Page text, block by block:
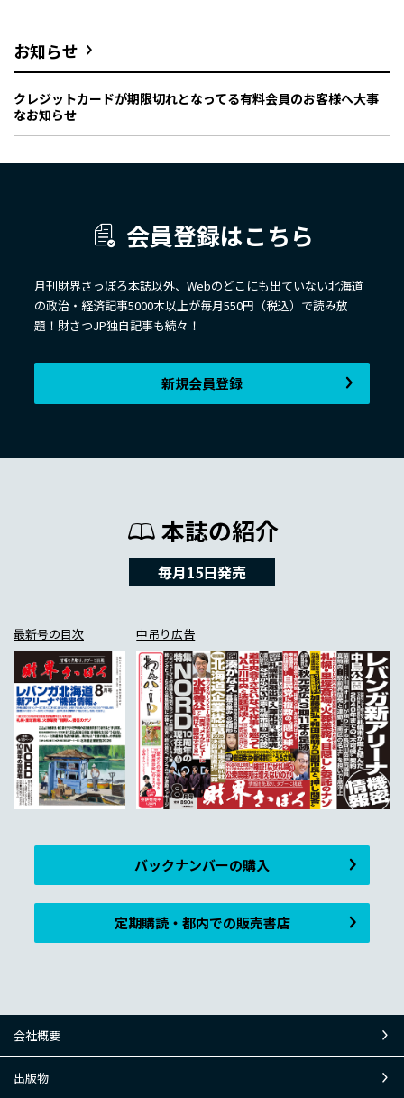
お知らせ
クレジットカードが期限切れとなってる有料会員のお客様へ大事
なお知らせ
会員登録はこちら
月刊財界さっぽろ本誌以外、Webのどこにも出ていない北海道
の政治・経済記事5000本以上が毎月550円（税込）で読み放
題！財さつJP独自記事も続々！
新規会員登録
本誌の紹介
毎月15日発売
最新号の目次 中吊り広告
バックナンバーの購入
定期購読・都内での販売書店
会社概要
出版物